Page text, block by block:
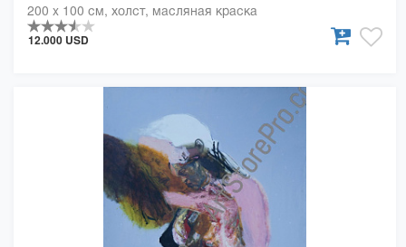
200 x 100 см, холст, масляная краска
12.000 USD